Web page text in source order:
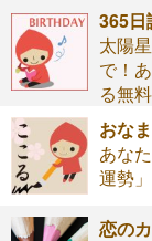
365日
太陽
で！
る無
おな
あな
運勢
恋の